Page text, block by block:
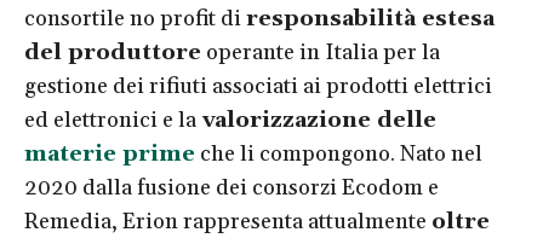
consortile no profit diresponsabilità estesa
del produttore operante in Italia per la
gestione dei rifiuti associati ai prodotti elettrici
ed elettronici e lavalorizzazione delle
materie prime che li compongono. Nato nel
2020 dalla fusione dei consorzi Ecodom e
Remedia, Erion rappresenta attualmente oltre